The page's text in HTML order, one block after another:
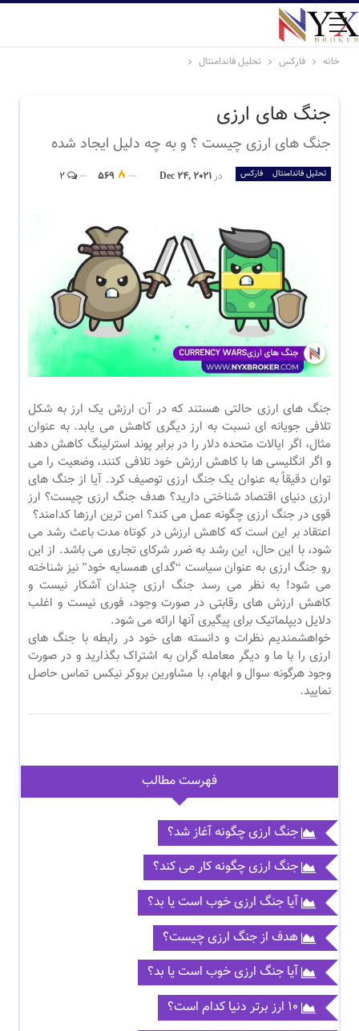
خانه فارکس تحلیل فاندامنتال
جنگ های ارزی
جنگ های ارزی چیست ؟ و به چه دلیل ایجاد شده
تحلیل فاندامنتال فارکس در Dec 24, 2021
569
جنگ های ارزی حالتی هستند که در آن ارزش یک ارز به شکل
تلافی جویانه ای نسبت به ارز دیگری کاهش می یابد. به عنوان
مثال، اگر ایالات متحده دلار را در برابر پوند استرلینگ کاهش دهد
و اگر انگلیسی ها با کاهش ارزش خود تلافی کنند، وضعیت را می
توان دقیقاً به عنوان یک جنگ ارزی توصیف کرد. آیا از جنگ های
ارزی دنیای اقتصاد شناختی دارید؟ هدف جنگ ارزی چیست؟ ارز
قوی در جنگ ارزی چگونه عمل می کند؟ امن ترین ارزها کدامند؟
اعتقاد بر این است که کاهش ارزش در کوتاه مدت باعث رشد می
شود، با این حال، این رشد به ضرر شرکای تجاری می باشد. از این
رو جنگ ارزی به عنوان سیاست “گدای همسایه خود” نیز شناخته
می شود! به نظر می‌ رسد جنگ ارزی چندان آشکار نیست و
کاهش ارزش های رقابتی در صورت وجود، فوری نیست و اغلب
دلایل دیپلماتیک برای پیگیری آنها ارائه می شود.
خواهشمندیم نظرات و دانسته های خود در رابطه با جنگ های
ارزی را با ما و دیگر معامله گران به اشتراک بگذارید و در صورت
وجود هرگونه سوال و ابهام، با مشاورین بروکر نیکس تماس حاصل
نمایید.
فهرست مطالب
جنگ ارزی چگونه آغاز شد؟
جنگ ارزی چگونه کار می کند؟
آیا جنگ ارزی خوب است یا بد؟
هدف از جنگ ارزی چیست؟
آیا جنگ ارزی خوب است یا بد؟